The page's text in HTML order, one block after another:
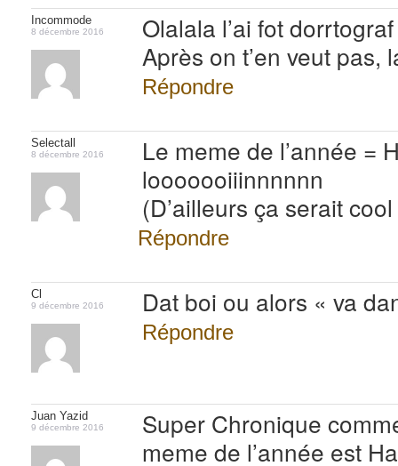
Incommode
8 décembre 2016
Olalala l’ai fot dorrtograf
Après on t’en veut
Répondre
Selectall
8 décembre 2016
Le meme de l’année =
looooooiiinnnnnn
(D’ailleurs ça serait
Répondre
Cl
9 décembre 2016 Dat boi ou alors « va
Répondre
Juan Yazid
9 décembre 2016
Super Chronique
meme de l’année est